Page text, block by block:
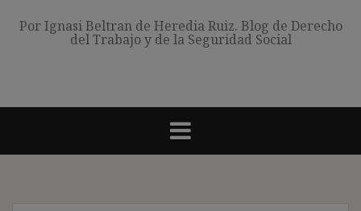
Por Ignasi Beltran de Heredia Ruiz. Blog de Derecho
del Trabajo y de la Seguridad Social